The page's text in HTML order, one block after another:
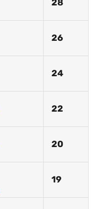
28
26
24
22
20
19